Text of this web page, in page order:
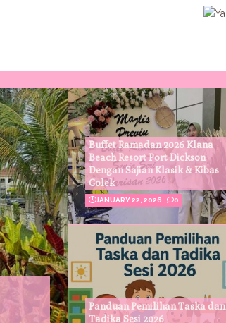
Buffet Ramadan 2026 Klana
Beach Resort Port Dickson
Dengan Sajian Klasik & Kibas
Golek
JANUARY 22, 2026 0
Panduan Pemilihan Taska dan
Tadika Sesi 2026